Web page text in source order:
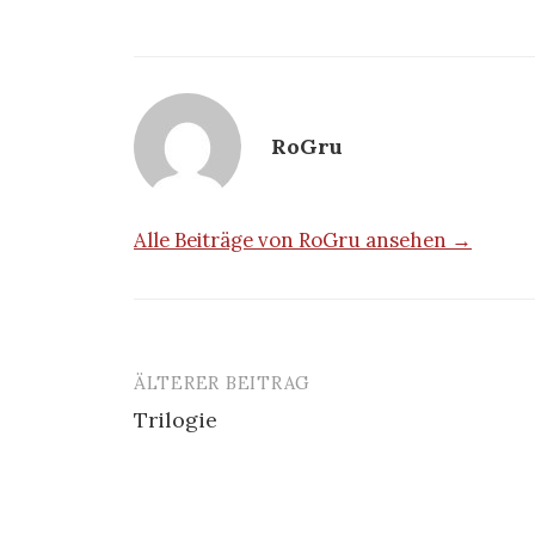
RoGru
Alle Beiträge von RoGru ansehen →
Beitrags-
Navigation
ÄLTERER BEITRAG
Trilogie
Stadtratte
RoGru –
03/10/2016